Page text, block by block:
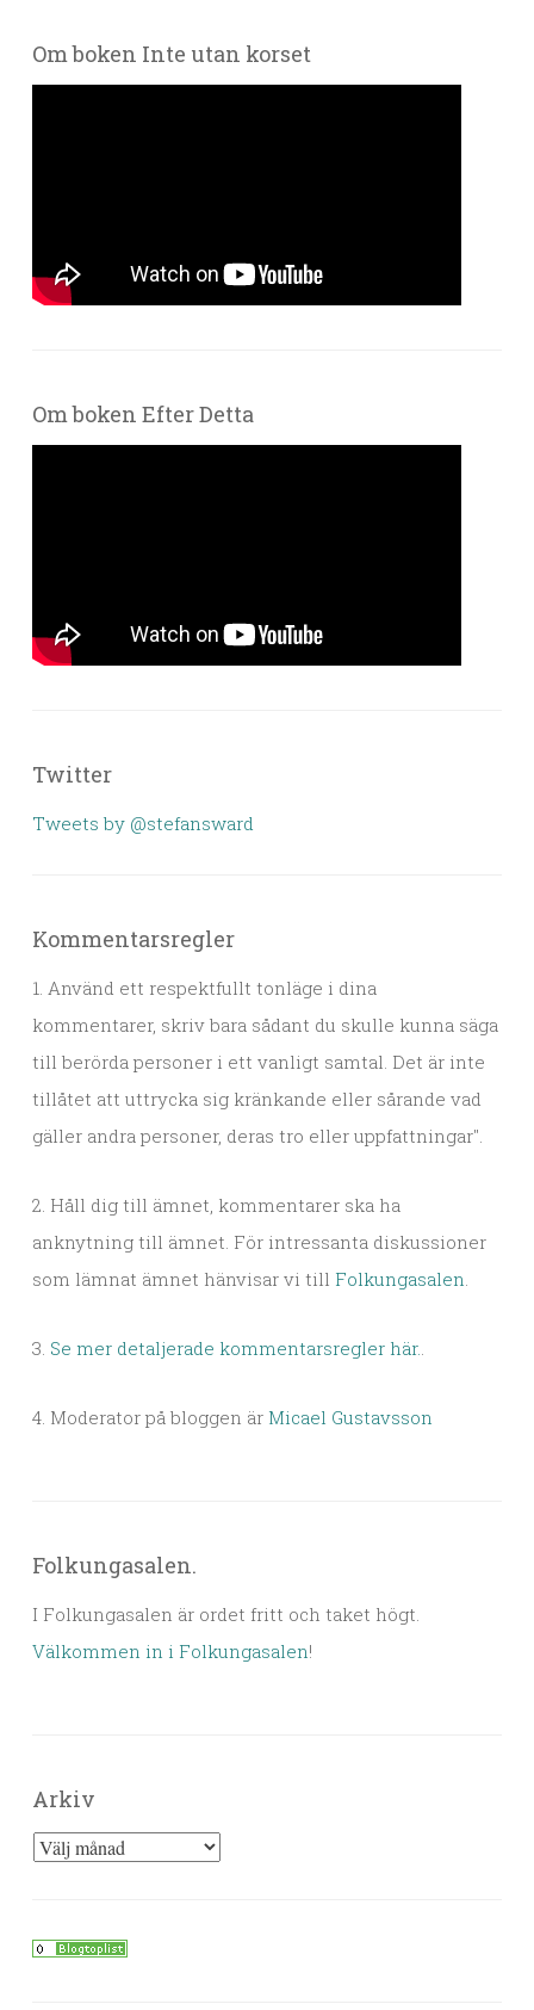
Om boken Inte utan korset
Om boken Efter Detta
Twitter
Tweets by @stefansward
Kommentarsregler
1. Använd ett respektfullt tonläge i dina
kommentarer, skriv bara sådant du skulle kunna säga
till berörda personer i ett vanligt samtal. Det är inte
tillåtet att uttrycka sig kränkande eller sårande vad
gäller andra personer, deras tro eller uppfattningar".
2. Håll dig till ämnet, kommentarer ska ha
anknytning till ämnet. För intressanta diskussioner
som lämnat ämnet hänvisar vi till Folkungasalen.
3. Se mer detaljerade kommentarsregler här..
4. Moderator på bloggen är Micael Gustavsson
Folkungasalen.
I Folkungasalen är ordet fritt och taket högt.
Välkommen in i Folkungasalen!
Arkiv
Arkiv